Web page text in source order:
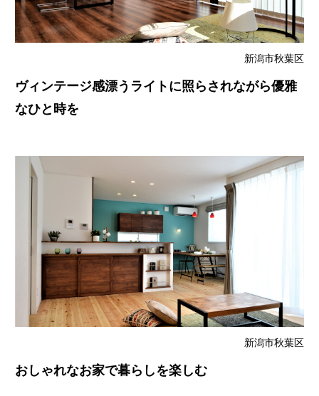
新潟市秋葉区
ヴィンテージ感漂うライトに照らされながら優雅
なひと時を
新潟市秋葉区
おしゃれなお家で暮らしを楽しむ